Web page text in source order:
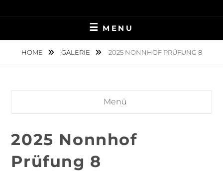
to
NINA MÜNCH
FOTOGRAFIE
MENU
HOME GALERIE 2025 NONNHOF PRÜFUNG 8
Menü
2025 Nonnhof
Prüfung 8